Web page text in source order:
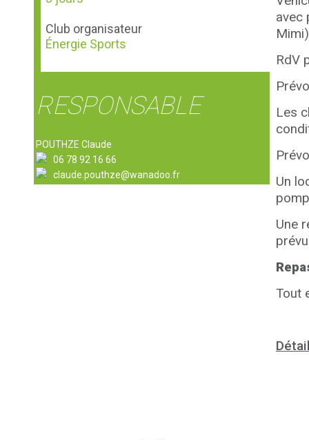
Club organisateur
Énergie Sports
RESPONSABLE
POUTHZE Claude
06 78 92 16 66
claude.pouthze@wanadoo.fr
avec
RdV
Les
Un
Une
Tout